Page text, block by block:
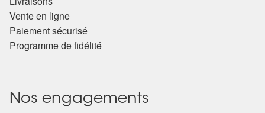
Vente en ligne
Paiement sécurisé
Programme de fidélité
Nos engagements